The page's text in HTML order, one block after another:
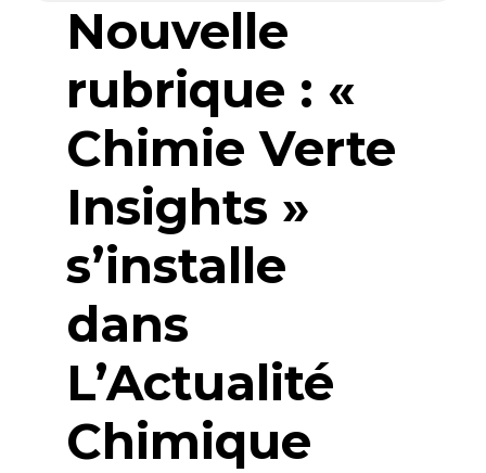
Nouvelle
rubrique : «
Chimie Verte
Insights »
s’installe
dans
L’Actualité
Chimique